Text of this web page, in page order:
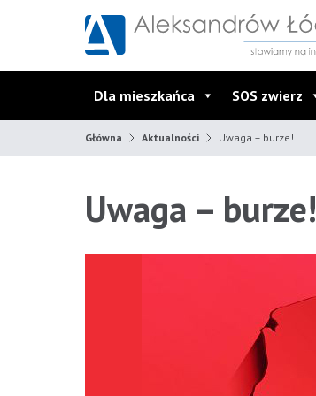
Dla mieszkańca SOS zwierz
Główna Aktualności Uwaga – burze!
Uwaga – burze!